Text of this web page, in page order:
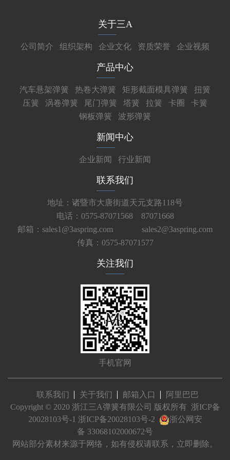
关于三A
公司简介 组织架构 企业文化 资质荣誉 企业视频
产品中心
汽车悬架弹簧 热卷大弹簧 矩形截面模具弹簧
扭簧
压簧
涡卷弹簧 尾门弹簧 塔簧 拉簧 卡圈
卡簧
钢板弹簧
波形弹簧
新闻中心
企业新闻 行业新闻
联系我们
地址：诸暨市大唐街道天元支路118号
电话：0575-87071568 87071668
邮箱：sales1@3aspring.com
sales2@3aspring.com
传真：0575-87071577
关注我们
手机官网
联系我们 关于我们 邮箱入口
阿里巴巴
Copyright © 2020 浙江三A弹簧有限公司 版权所有 浙ICP备
20028103号-1 浙ICP备20028103号-2
浙公网安
备 33068102000672号
网站部分素材来源于网络，如有侵权请联系，立即删除。